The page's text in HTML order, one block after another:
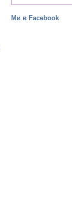
Ми в Facebook